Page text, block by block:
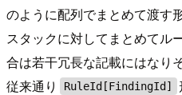
のように配列でまとめて渡す
スタックに対してまとめてル
合は若干冗長な記載にはなり
従来通り
RuleId[FindingId]